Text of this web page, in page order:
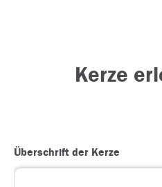
Kerze
Überschrift der Kerze